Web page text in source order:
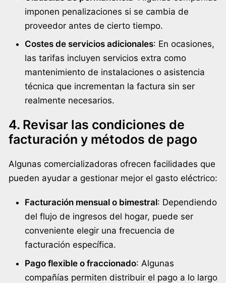
imponen penalizaciones si se cambia de
proveedor antes de cierto tiempo.
Costes de servicios adicionales: En ocasiones,
las tarifas incluyen servicios extra como
mantenimiento de instalaciones o asistencia
técnica que incrementan la factura sin ser
realmente necesarios.
4. Revisar las condiciones de
facturación y métodos de pago
Algunas comercializadoras ofrecen facilidades que
pueden ayudar a gestionar mejor el gasto eléctrico:
Facturación mensual o bimestral: Dependiendo
del flujo de ingresos del hogar, puede ser
conveniente elegir una frecuencia de
facturación específica.
Pago flexible o fraccionado: Algunas
compañías permiten distribuir el pago a lo largo